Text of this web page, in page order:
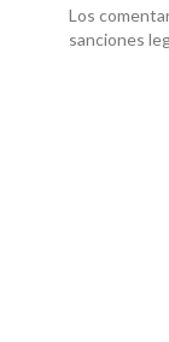
Los
sanciones